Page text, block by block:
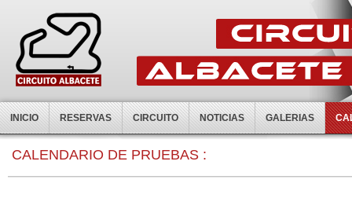
INICIO RESERVAS CIRCUITO NOTICIAS GALERIAS
CALENDARIO DE PRUEBAS :
0:00